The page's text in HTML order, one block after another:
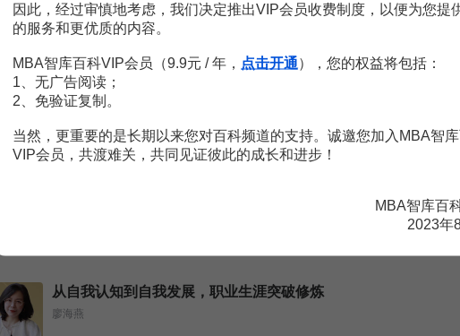
哈佛爸爸给孩子的18个成长锦囊
刘轩
¥99
从自我认知到自我发展，职业生涯突破修炼
廖海燕
因此，经过审慎地考虑，我们决定推出VIP会员收费制度，以便为您提
的服务和更优质的内容。
MBA智库百科VIP会员（9.9元 / 年， 点击开通），您的权益将包括：
1、无广告阅读；
2、免验证复制。
当然，更重要的是长期以来您对百科频道的支持。诚邀您加入MBA智
VIP会员，共渡难关，共同见证彼此的成长和进步！
MBA智库百
2023年